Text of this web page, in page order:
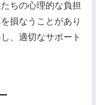
ちの心理的な負担
損なうことがあり
、適切なサポート